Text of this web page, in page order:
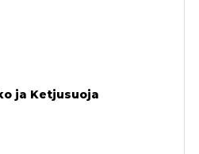
ja Ketjusuoja